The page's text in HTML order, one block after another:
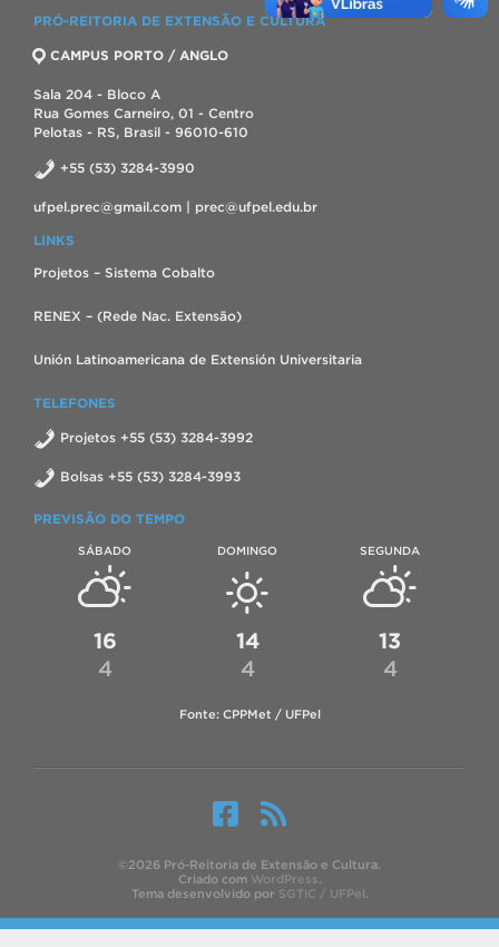
PRÓ-REITORIA DE EXTENSÃO E CULTURA
CAMPUS PORTO / ANGLO
Sala 204 - Bloco A
Rua Gomes Carneiro, 01 - Centro
Pelotas - RS, Brasil - 96010-610
+55 (53) 3284-3990
ufpel.prec@gmail.com | prec@ufpel.edu.br
LINKS
Projetos – Sistema Cobalto
RENEX – (Rede Nac. Extensão)
Unión Latinoamericana de Extensión Universitaria
TELEFONES
Projetos +55 (53) 3284-3992
Bolsas +55 (53) 3284-3993
PREVISÃO DO TEMPO
SÁBADO
16
4
DOMINGO
14
4
SEGUNDA
13
4
Fonte: CPPMet / UFPel
©2026 Pró-Reitoria de Extensão e Cultura.
Criado com WordPress.
Tema desenvolvido por SGTIC / UFPel .